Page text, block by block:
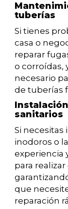
tuberías
Si tienes
casa o
reparar
o corroídas,
necesario
de tuberías
sanitarios
Si necesitas
inodoros o
experiencia
para
que
reparación